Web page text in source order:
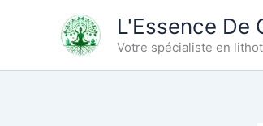
L'Essence De
Votre spécialiste en